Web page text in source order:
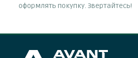
оформлять покупку. Звертайтесь!